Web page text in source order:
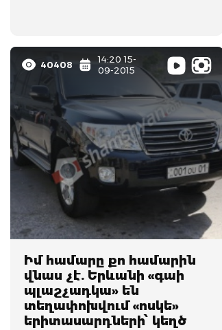
40408
14:20 15-
09-2015
Իմ համարը քո համարին
վնաս չէ. Երևանի «գաի
պլաշչադկա» են
տեղափոխվում «ոսկե»
երիտասարդների՝ կեղծ